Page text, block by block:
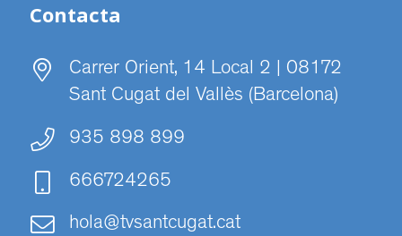
Contacta
Carrer Orient, 14 Local 2 | 08172
Sant Cugat del Vallès (Barcelona)
935 898 899
666724265
hola@tvsantcugat.cat